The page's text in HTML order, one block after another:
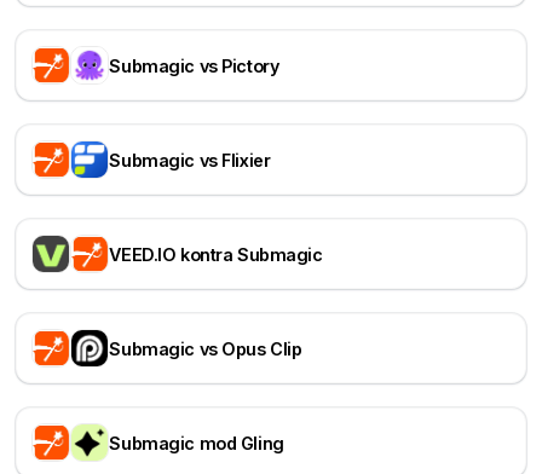
Submagic vs Pictory
Submagic vs Flixier
VEED.IO kontra Submagic
Submagic vs Opus Clip
Submagic mod Gling